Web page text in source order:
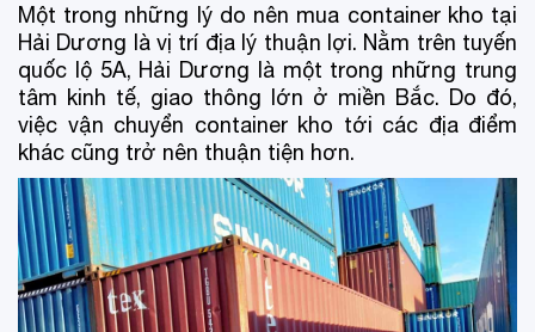
Một trong những lý do nên mua container kho tại
Hải Dương là vị trí địa lý thuận lợi. Nằm trên tuyến
quốc lộ 5A, Hải Dương là một trong những trung
tâm kinh tế, giao thông lớn ở miền Bắc. Do đó,
việc vận chuyển container kho tới các địa điểm
khác cũng trở nên thuận tiện hơn.